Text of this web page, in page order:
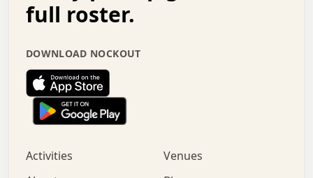
.   .   x   .   .   .   .   .   .   :   .   .   o
.   .   .   .   :   .   .   .   .   o   .   .   .
.   .   .   .   .   .   .   :   .   .   .   .   .
.   .   .   .   .   .   .   +   .   .   x   .   .
.   .   .   .   .   :   +   .   .   .   .   .   o
.   .   .   .   .   .   .   .   .   .   .   .   .
.   .   :   o   .   .   .   .   .   .   .   +   .
.   o   .   .   .   .   x   .   .   .   .   .   .
+   .   o   .   .   .   .   o   .   .   .   .
full roster.
DOWNLOAD NOCKOUT
Activities
Venues